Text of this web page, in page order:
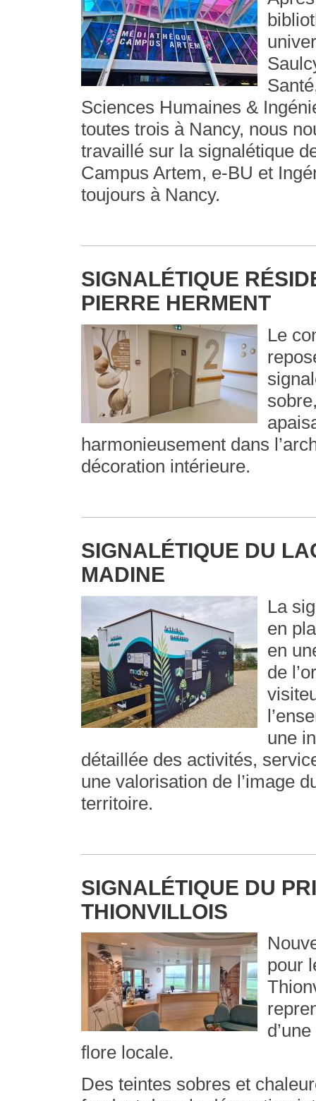
Sciences Humaines &
toutes trois à Nancy, nous
travaillé sur la signalétique
Campus Artem, e-BU et
toujours à Nancy.
SIGNALÉTIQUE
PIERRE HERMENT
Le
harmonieusement dans
décoration intérieure.
SIGNALÉTIQUE DU
MADINE
La
en
en
de
une
détaillée des activités,
une valorisation de l’image
territoire.
SIGNALÉTIQUE DU
THIONVILLOIS
pour
flore locale.
Des teintes sobres et